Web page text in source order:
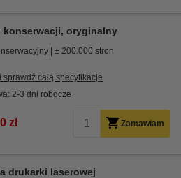
konserwacji, oryginalny
± 200.000 stron
sprawdź całą specyfikacje
2-3 dni robocze
zł Zamawiam
drukarki laserowej